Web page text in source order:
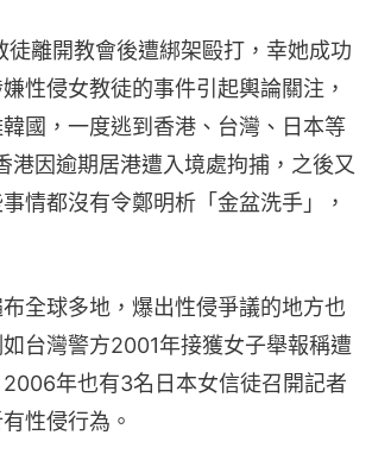
徒離開教會後遭綁架毆打，幸她成功
性侵女教徒的事件引起輿論關注，
國，一度逃到香港、台灣、日本等
港因逾期居港遭入境處拘捕，之後又
情都沒有令鄭明析「金盆洗手」，
全球多地，爆出性侵爭議的地方也
台灣警方2001年接獲女子舉報稱遭
年也有3名日本女信徒召開記者
性侵行為。